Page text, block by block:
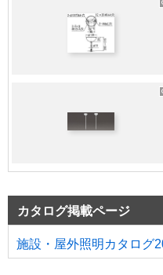
カタログ掲載ページ
施設・屋外照明カタログ